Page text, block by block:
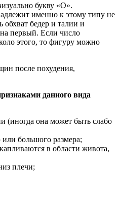
букву «О».
именно к этому типу не
обхват бедер и талии и
на первый. Если число
этого, то фигуру можно
данного вида
(иногда она может быть слабо
или большого размера;
в области живота,
плечи;